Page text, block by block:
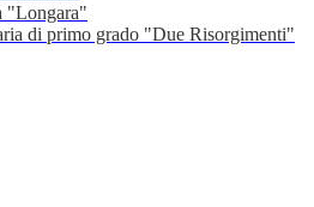
"Longara"
di primo grado "Due Risorgimenti"